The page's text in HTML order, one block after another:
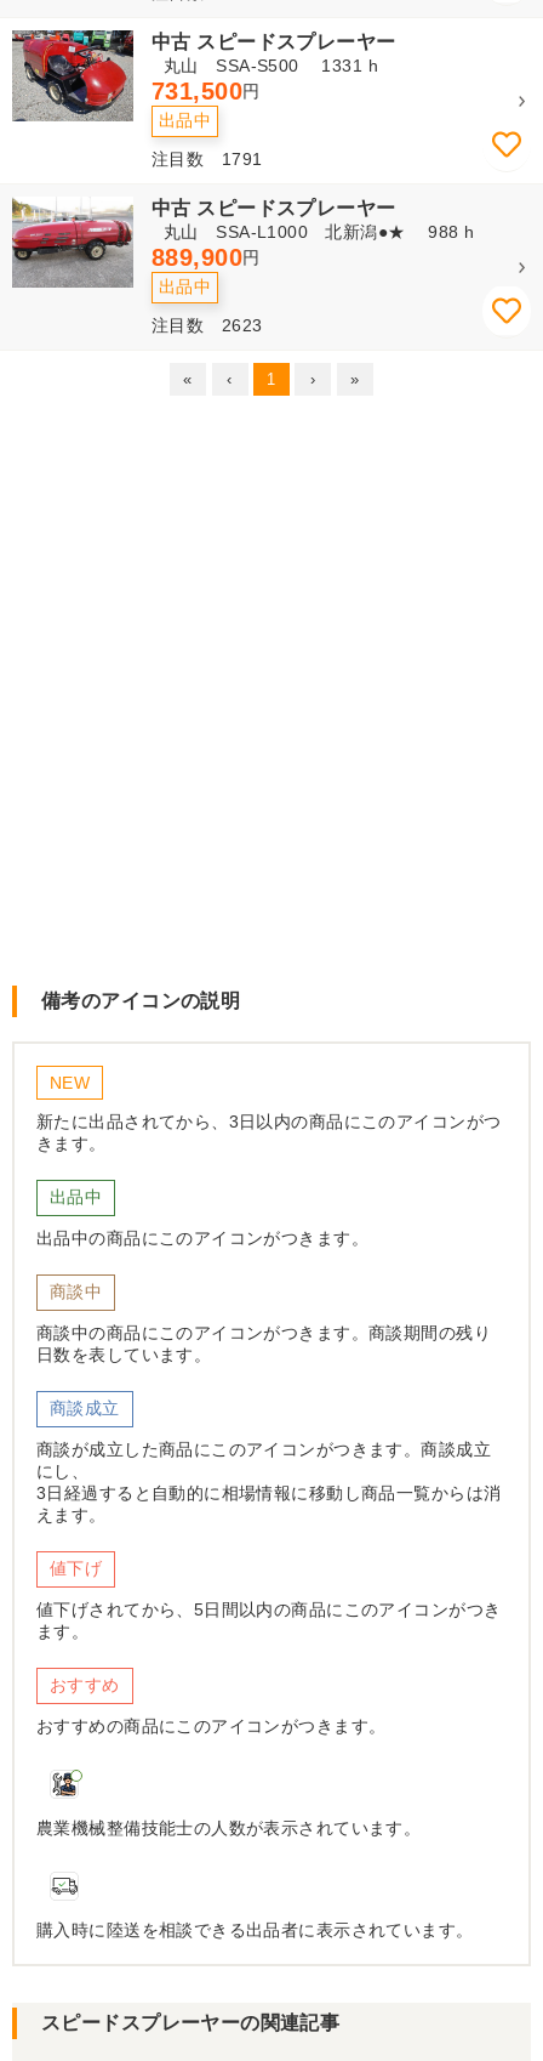
中古 スピードスプレーヤー
丸山 SSA-S500 1331 h
731,500円
出品中
注目数 1791
中古 スピードスプレーヤー
丸山 SSA-L1000 北新潟●★ 988 h
889,900円
出品中
注目数 2623
« ‹ 1 › »
備考のアイコンの説明
NEW
新たに出品されてから、3日以内の商品にこのアイコンがつ
きます。
出品中
出品中の商品にこのアイコンがつきます。
商談中
商談中の商品にこのアイコンがつきます。商談期間の残り
日数を表しています。
商談成立
商談が成立した商品にこのアイコンがつきます。商談成立
にし、
3日経過すると自動的に相場情報に移動し商品一覧からは消
えます。
値下げ
値下げされてから、5日間以内の商品にこのアイコンがつき
ます。
おすすめ
おすすめの商品にこのアイコンがつきます。
農業機械整備技能士の人数が表示されています。
購入時に陸送を相談できる出品者に表示されています。
スピードスプレーヤーの関連記事